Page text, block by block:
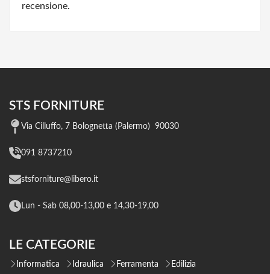
recensione.
STS FORNITURE
Via Cilluffo, 7 Bolognetta (Palermo) 90030
091 8737210
stsforniture@libero.it
Lun - Sab 08,00-13,00 e 14,30-19,00
LE CATEGORIE
Informatica Idraulica Ferramenta Edilizia